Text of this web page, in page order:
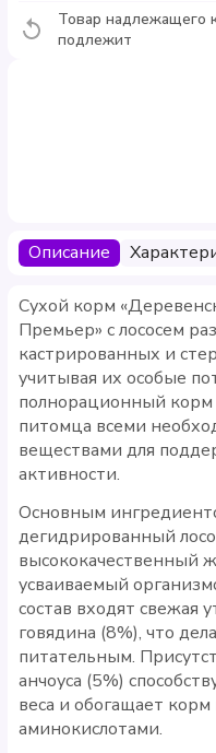
Товар надлежащего
подлежит
Описание
Сухой корм
Премьер» с лососем
кастрированных и
учитывая их особые
полнорационный корм
питомца всеми
веществами для
активности.
Основным
дегидрированный
высококачественный
усваиваемый
состав входят свежая
говядина (8%), что
питательным.
анчоуса (5%)
веса и обогащает
аминокислотами.